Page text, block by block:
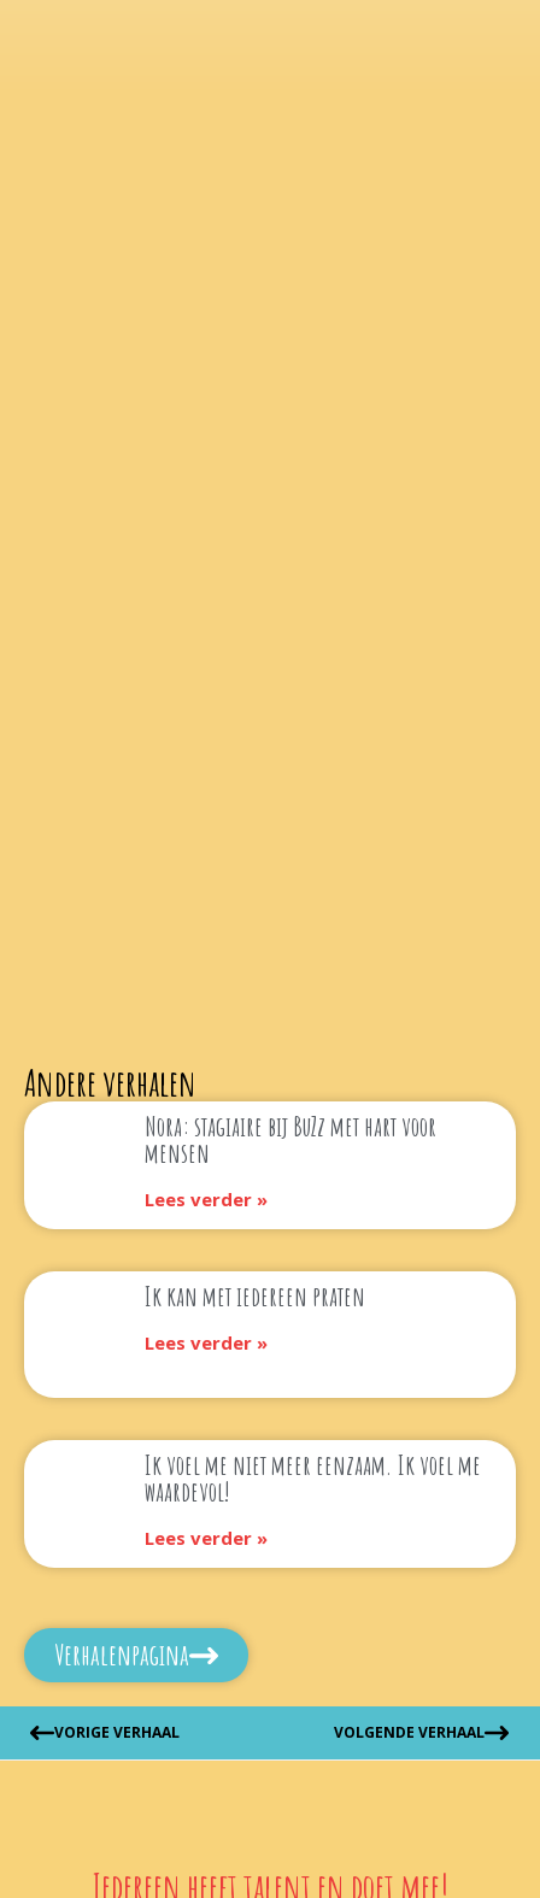
Andere verhalen
Nora: stagiaire bij BuZz met hart voor
mensen
Lees verder »
Ik kan met iedereen praten
Lees verder »
Ik voel me niet meer eenzaam. Ik voel me
waardevol!
Lees verder »
Verhalenpagina
VORIGE VERHAAL VOLGENDE VERHAAL
Iedereen heeft talent en doet mee!